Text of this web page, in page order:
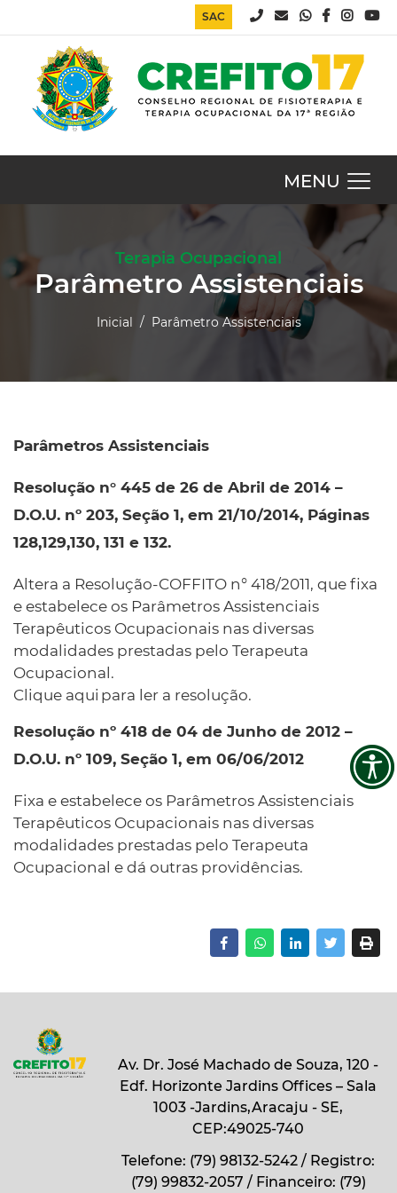
SAC
MENU
Terapia Ocupacional
Parâmetro Assistenciais
Inicial / Parâmetro Assistenciais
Altera a Resolução-COFFITO n° 418/2011, que fixa
e estabelece os Parâmetros Assistenciais
Terapêuticos Ocupacionais nas diversas
modalidades prestadas pelo Terapeuta
Ocupacional.
Clique aqui para ler a resolução.
Fixa e estabelece os Parâmetros Assistenciais
Terapêuticos Ocupacionais nas diversas
modalidades prestadas pelo Terapeuta
Ocupacional e dá outras providências.
Av. Dr. José Machado de Souza, 120 -
Edf. Horizonte Jardins Offices – Sala
1003 -Jardins,Aracaju - SE,
CEP:49025-740
Telefone: (79) 98132-5242 / Registro:
(79) 99832-2057 / Financeiro: (79)